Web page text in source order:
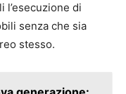
l’esecuzione di
senza che sia
stesso.